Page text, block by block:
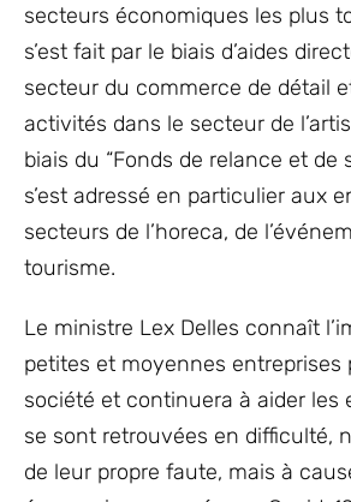
secteurs économiques les plus
s’est fait par le biais d’aides
secteur du commerce de détail
activités dans le secteur de
biais du “Fonds de relance et de
s’est adressé en particulier aux
secteurs de l’horeca, de
tourisme.
Le ministre Lex Delles connaît
petites et moyennes entreprises
société et continuera à aider les
se sont retrouvées en difficulté,
de leur propre faute, mais à